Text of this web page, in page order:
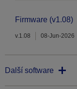
Firmware (v1.08)
v.1.08 08-Jun-2026
Další software